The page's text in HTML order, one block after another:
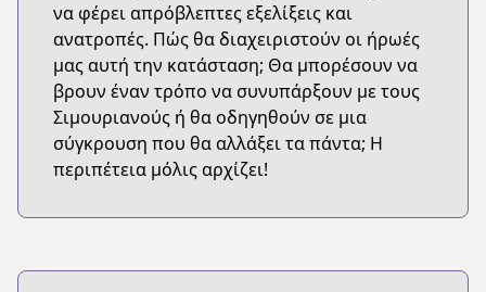
να φέρει απρόβλεπτες εξελίξεις και
ανατροπές. Πώς θα διαχειριστούν οι ήρωές
μας αυτή την κατάσταση; Θα μπορέσουν να
βρουν έναν τρόπο να συνυπάρξουν με τους
Σιμουριανούς ή θα οδηγηθούν σε μια
σύγκρουση που θα αλλάξει τα πάντα; Η
περιπέτεια μόλις αρχίζει!